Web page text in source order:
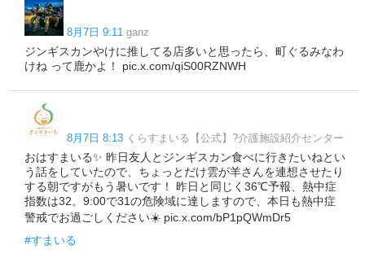
8月7日 9:11 ganz
ジンギスカンやけに推してる店多いと思ったら、町ぐるみなわ
けね って鹿かよ！ pic.x.com/qiS00RZNWH
8月7日 8:13 くらすまいる【公式】?介護施設紹介センター
おはすまいる✨️ 昨日友人とジンギスカン食べに行きたいねとい
う話をしていたので、ちょっとだけ雲が羊さんを連想させたり
する朝ですがもう暑いです！ 昨日と同じく36℃予報、熱中症
指数は32。9:00で31の危険域に達しますので、本日も熱中症
警戒でお過ごしください☀️ pic.x.com/bP1pQWmDr5
#すまいる